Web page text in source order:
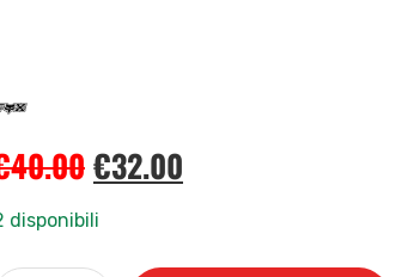
40.00€32.00
disponibili